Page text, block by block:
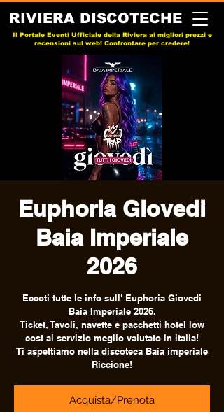
RIVIERA DISCOTECHE
Il Portale Eventi Ufficiale della Riviera ai migliori prezzi e
recensioni sul web! Confrontare per credere!
Euphoria Giovedi
Baia Imperiale
2026
Eccoti tutte le info sull' Euphoria Giovedi
Baia Imperiale 2026.
Ticket, Tavoli, navette e pacchetti hotel low
cost al servizio meglio valutato in italia!
Ti aspettiamo nella discoteca Baia imperiale
Riccione!
Acquista/Prenota